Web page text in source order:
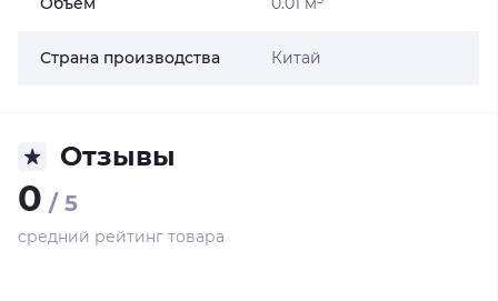
Страна производства Китай
Отзывы
0 / 5
средний рейтинг товара